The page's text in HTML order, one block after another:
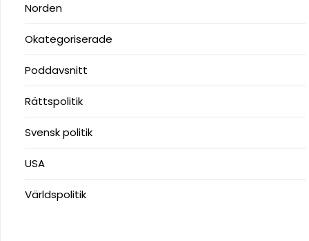
Norden
Okategoriserade
Poddavsnitt
Rättspolitik
Svensk politik
USA
Världspolitik